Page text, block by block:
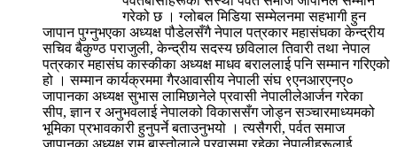
गरेको छ । ग्लोबल मिडिया सम्मेलनमा सहभागी हुन
जापान पुग्नुभएका अध्यक्ष पौडेलसँगै नेपाल पत्रकार महासंघका केन्द्रीय
सचिव बैकुण्ठ पराजुली, केन्द्रीय सदस्य छविलाल तिवारी तथा नेपाल
पत्रकार महासंघ कास्कीका अध्यक्ष माधव बराललाई पनि सम्मान गरिएको
हो । सम्मान कार्यक्रममा गैरआवासीय नेपाली संघ ९एनआरएनए०
जापानका अध्यक्ष सुभास लामिछानेले प्रवासी नेपालीलेआर्जन गरेका
सीप, ज्ञान र अनुभवलाई नेपालको विकाससँग जोड्न सञ्चारमाध्यमको
भूमिका प्रभावकारी हुनुपर्ने बताउनुभयो । त्यसैगरी, पर्वत समाज
जापानका अध्यक्ष राम बास्तोलाले प्रवासमा रहेका नेपालीहरूलाई